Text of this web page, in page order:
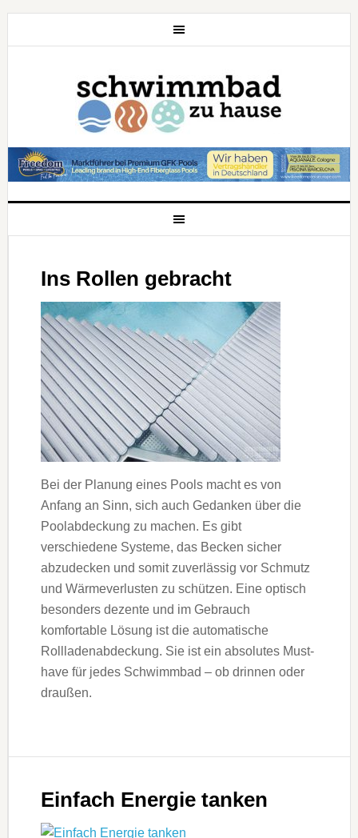
Ins Rollen gebracht
Bei der Planung eines Pools macht es von
Anfang an Sinn, sich auch Gedanken über die
Poolabdeckung zu machen. Es gibt
verschiedene Systeme, das Becken sicher
abzudecken und somit zuverlässig vor Schmutz
und Wärmeverlusten zu schützen. Eine optisch
besonders dezente und im Gebrauch
komfortable Lösung ist die automatische
Rollladenabdeckung. Sie ist ein absolutes Must-
have für jedes Schwimmbad – ob drinnen oder
draußen.
Einfach Energie tanken